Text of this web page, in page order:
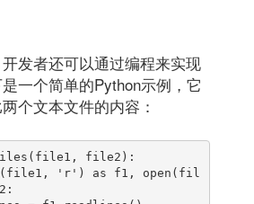
发者还可以通过编程来实现
一个简单的Python示例，它
个文本文件的内容：
file2):